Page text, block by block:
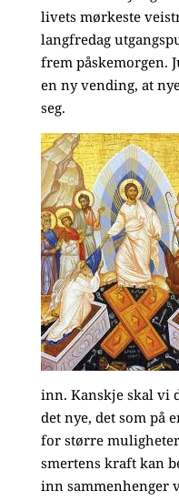
livets mørkeste
langfredag
frem påskemorgen.
en ny vending, at
seg.
inn. Kanskje skal vi
det nye, det som på
for større
smertens kraft kan
inn sammenhenger